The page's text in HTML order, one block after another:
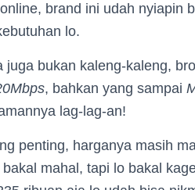
brand ini udah nyiapin
lo.
juga bukan kaleng-kaleng,
, bahkan yang sampai
lag-lag-an!
penting, harganya masih
mahal, tapi lo bakal